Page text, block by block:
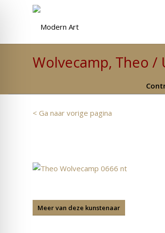
Wolvecamp, Theo /
< Ga naar vorige pagina
Meer van deze kunstenaar